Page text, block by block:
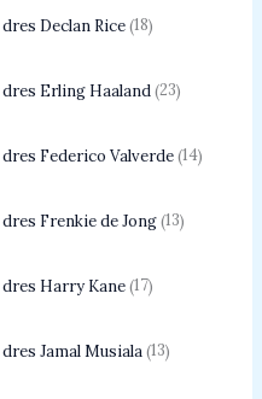
Declan Rice 18
Erling Haaland 23
Federico Valverde 14
Frenkie de Jong 13
Harry Kane 17
Jamal Musiala 13